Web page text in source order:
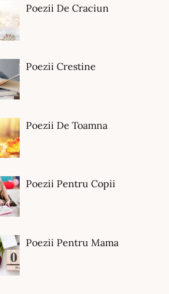
Poezii De Craciun
Poezii Crestine
Poezii De Toamna
Poezii Pentru Copii
Poezii Pentru Mama